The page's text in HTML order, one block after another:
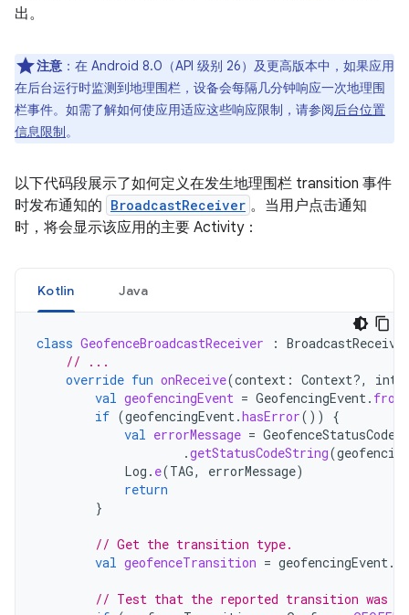
出。
注意 ：在 Android 8.0（API 级别 26）及更高版本中，如果应用
在后台运行时监测到地理围栏，设备会每隔几分钟响应一次地理围
栏事件。如需了解如何使应用适应这些响应限制，请参阅后台位置
信息限制。
以下代码段展示了如何定义在发生地理围栏 transition 事件
时发布通知的 BroadcastReceiver 。当用户点击通知
时，将会显示该应用的主要 Activity：
Kotlin Java
class GeofenceBroadcastReceiver :
// ...
override fun onReceive(context : Context?,
val geofencingEvent = GeofencingEvent.
if (geofencingEvent.hasError())
{
val errorMessage = GeofenceStatusCodes
.getStatusCodeString(
Log . e(TAG, errorMessage)
return
}
// Get the transition type.
val geofenceTransition = geofencingEvent.
// Test that the reported transition was